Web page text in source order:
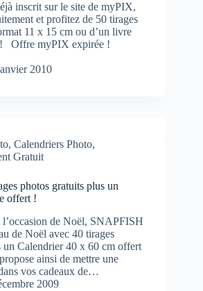
inscrit sur le site de myPIX,
et profitez de 50 tirages
11 x 15 cm ou d’un livre
Offre myPIX expirée !
2010
, Calendriers Photo,
Gratuit
photos gratuits plus un
offert !
l’occasion de Noël, SNAPFISH
de Noël avec 40 tirages
un Calendrier 40 x 60 cm offert
ainsi de mettre une
vos cadeaux de…
2009